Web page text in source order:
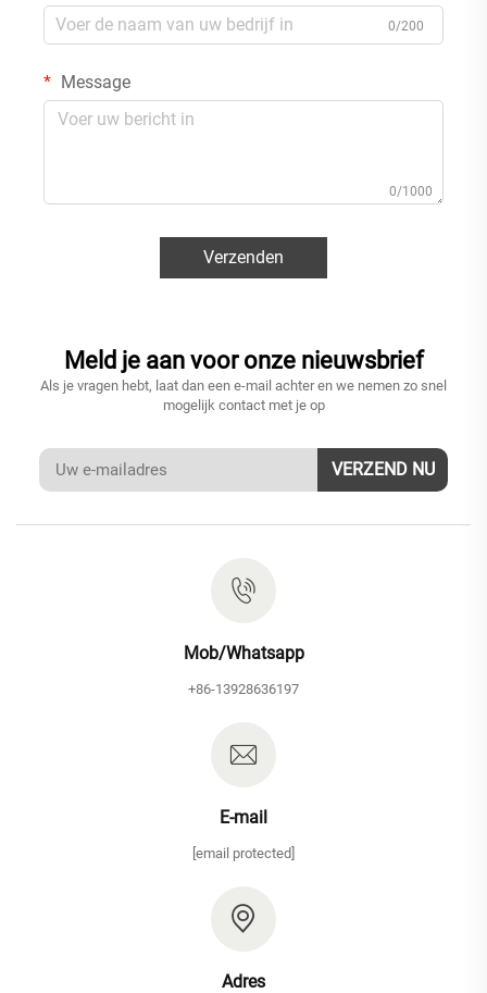
0/200
Message
0/1000
Verzenden
Meld je aan voor onze nieuwsbrief
Als je vragen hebt, laat dan een e-mail achter en we nemen zo snel
mogelijk contact met je op
VERZEND NU
Mob/Whatsapp
+86-13928636197
E-mail
[email protected]
Adres